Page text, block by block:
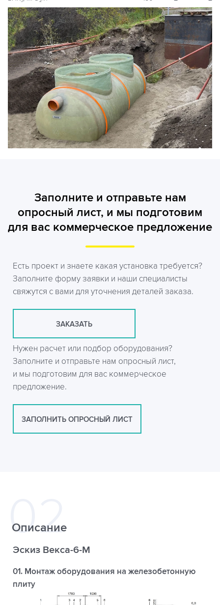
Заполните и отправьте нам
опросный лист, и мы подготовим
для вас коммерческое предложение
Есть проект и знаете какая установка требуется?
Заполните форму заявки и наши специалисты
свяжутся с вами для уточнения деталей заказа.
ЗАКАЗАТЬ
Нужен расчет или подбор оборудования?
Заполните и отправьте нам опросный лист,
и мы подготовим для вас коммерческое
предложение.
ЗАПОЛНИТЬ ОПРОСНЫЙ ЛИСТ
Описание
Эскиз Векса-6-М
01. Монтаж оборудования на железобетонную
плиту